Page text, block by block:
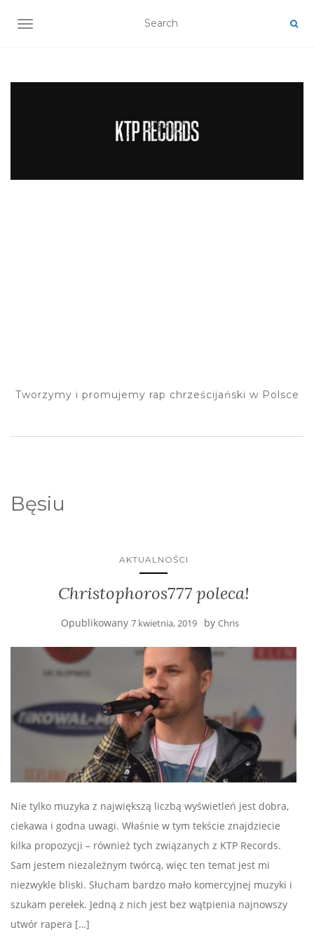
TOGGLE NAVIGATION
Tworzymy i promujemy rap chrześcijański w Polsce
Bęsiu
AKTUALNOŚCI
Christophoros777 poleca!
Opublikowany 7 kwietnia, 2019 by Chris
Nie tylko muzyka z największą liczbą wyświetleń jest dobra,
ciekawa i godna uwagi. Właśnie w tym tekście znajdziecie
kilka propozycji – również tych związanych z KTP Records.
Sam jestem niezależnym twórcą, więc ten temat jest mi
niezwykle bliski. Słucham bardzo mało komercyjnej muzyki i
szukam perełek. Jedną z nich jest bez wątpienia najnowszy
utwór rapera […]